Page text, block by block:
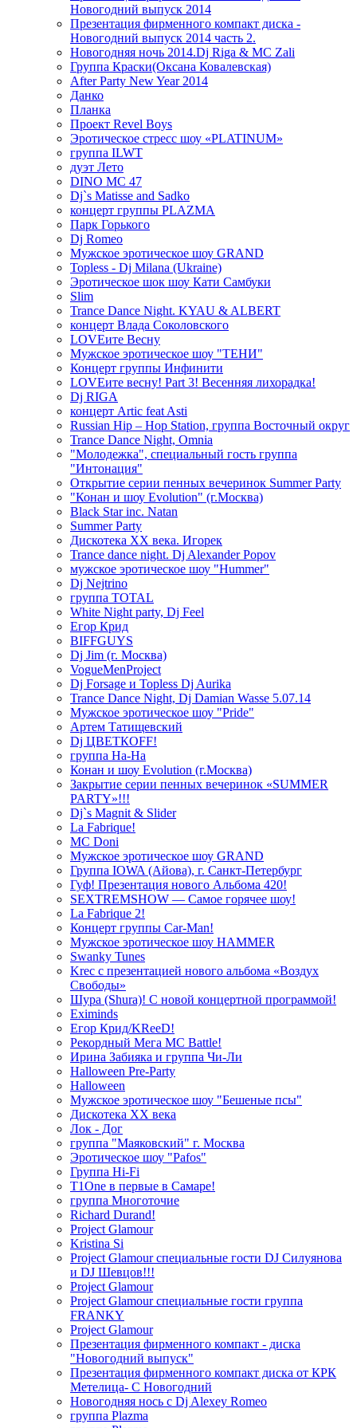
Новогодний выпуск 2014
Презентация фирменного компакт диска -
Новогодний выпуск 2014 часть 2.
Новогодняя ночь 2014.Dj Riga & MC Zali
Группа Краски(Оксана Ковалевская)
After Party New Year 2014
Данко
Планка
Проект Revel Boys
Эротическое стресс шоу «PLATINUM»
группа ILWT
дуэт Лето
DINO MC 47
Dj`s Matisse and Sadko
концерт группы PLAZMA
Парк Горького
Dj Romeo
Мужское эротическое шоу GRAND
Topless - Dj Milana (Ukraine)
Эротическое шок шоу Кати Самбуки
Slim
Trance Dance Night. KYAU & ALBERT
концерт Влада Соколовского
LOVEите Весну
Мужское эротическое шоу "ТЕНИ"
Концерт группы Инфинити
LOVEите весну! Part 3! Весенняя лихорадка!
Dj RIGA
концерт Artic feat Asti
Russian Hip – Hop Station, группа Восточный округ
Trance Dance Night, Omnia
"Молодежка", специальный гость группа
"Интонация"
Открытие серии пенных вечеринок Summer Party
"Конан и шоу Evolution" (г.Москва)
Black Star inc. Natan
Summer Party
Дискотека ХХ века. Игорек
Trance dance night. Dj Alexander Popov
мужское эротическое шоу "Hummer"
Dj Nejtrino
группа TOTAL
White Night party, Dj Feel
Егор Крид
BIFFGUYS
Dj Jim (г. Москва)
VogueMenProject
Dj Forsage и Topless Dj Aurika
Trance Dance Night, Dj Damian Wasse 5.07.14
Мужское эротическое шоу "Pride"
Артем Татищевский
Dj ЦВЕТКOFF!
группа На-На
Конан и шоу Evolution (г.Москва)
Закрытие серии пенных вечеринок «SUMMER
PARTY»!!!
Dj`s Magnit & Slider
La Fabrique!
MC Doni
Мужское эротическое шоу GRAND
Группа IOWA (Айова), г. Санкт-Петербург
Гуф! Презентация нового Альбома 420!
SEXTREMSHOW — Самое горячее шоу!
La Fabrique 2!
Концерт группы Car-Man!
Мужское эротическое шоу HAMMER
Swanky Tunes
Krec с презентацией нового альбома «Воздух
Свободы»
Шура (Shura)! С новой концертной программой!
Eximinds
Егор Крид/KReeD!
Рекордный Мега МС Battle!
Ирина Забияка и группа Чи-Ли
Halloween Pre-Party
Halloween
Мужское эротическое шоу "Бешеные псы"
Дискотека ХХ века
Лок - Дог
группа "Маяковский" г. Москва
Эротическое шоу "Pafos"
Группа Hi-Fi
T1One в первые в Самаре!
группа Многоточие
Richard Durand!
Project Glamour
Kristina Si
Project Glamour специальные гости DJ Силуянова
и DJ Шевцов!!!
Project Glamour
Project Glamour специальные гости группа
FRANKY
Project Glamour
Презентация фирменного компакт - диска
"Новогодний выпуск"
Презентация фирменного компакт диска от КРК
Метелица- С Новогодний
Новогодняя нось с Dj Alexey Romeo
группа Plazma